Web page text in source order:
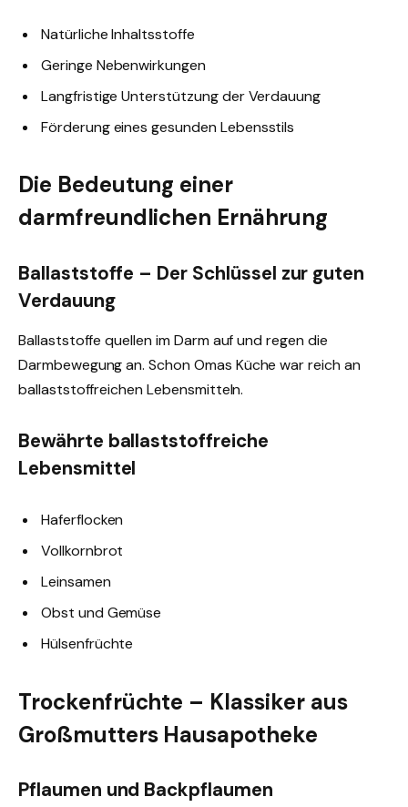
Natürliche Inhaltsstoffe
Geringe Nebenwirkungen
Langfristige Unterstützung der Verdauung
Förderung eines gesunden Lebensstils
Die Bedeutung einer
darmfreundlichen Ernährung
Ballaststoffe – Der Schlüssel zur guten
Verdauung
Ballaststoffe quellen im Darm auf und regen die
Darmbewegung an. Schon Omas Küche war reich an
ballaststoffreichen Lebensmitteln.
Bewährte ballaststoffreiche
Lebensmittel
Haferflocken
Vollkornbrot
Leinsamen
Obst und Gemüse
Hülsenfrüchte
Trockenfrüchte – Klassiker aus
Großmutters Hausapotheke
Pflaumen und Backpflaumen